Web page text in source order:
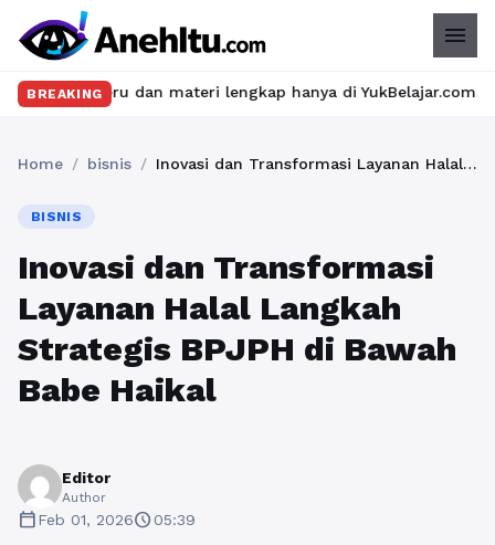
menu
BREAKING
materi lengkap hanya di YukBelajar.com. Mulai langkah
Home / bisnis / Inovasi dan Transformasi Layanan Halal Langkah Strategis BPJPH di Bawah Babe Haikal
BISNIS
Inovasi dan Transformasi
Layanan Halal Langkah
Strategis BPJPH di Bawah
Babe Haikal
Editor
Author
calendar_todayFeb 01, 2026schedule05:39